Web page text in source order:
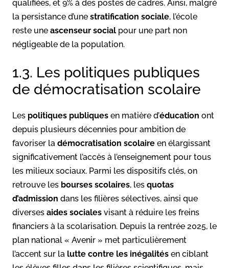
qualifiées, et 9% à des postes de cadres. Ainsi, malgré
la persistance d’une stratification sociale, l’école
reste une ascenseur social pour une part non
négligeable de la population.
1.3. Les politiques publiques
de démocratisation scolaire
Les politiques publiques en matière d’éducation ont
depuis plusieurs décennies pour ambition de
favoriser la démocratisation scolaire en élargissant
significativement l’accès à l’enseignement pour tous
les milieux sociaux. Parmi les dispositifs clés, on
retrouve les bourses scolaires, les quotas
d’admission dans les filières sélectives, ainsi que
diverses aides sociales visant à réduire les freins
financiers à la scolarisation. Depuis la rentrée 2025, le
plan national « Avenir » met particulièrement
l’accent sur la lutte contre les inégalités en ciblant